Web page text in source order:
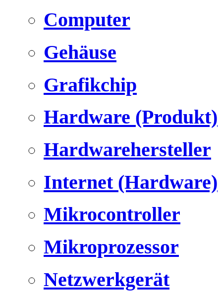
Computer
Gehäuse
Grafikchip
Hardware (Produkt)
Hardwarehersteller
Internet (Hardware)
Mikrocontroller
Mikroprozessor
Netzwerkgerät